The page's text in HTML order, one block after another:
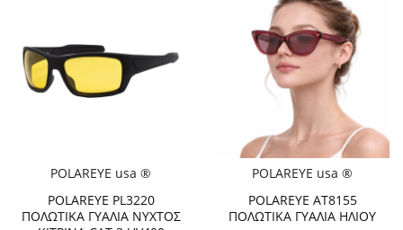
POLAREYE usa ®
POLAREYE PL3220
ΠΟΛΩΤΙΚΑ ΓΥΑΛΙΑ ΝΥΧΤΟΣ
POLAREYE usa ®
POLAREYE AT8155
ΠΟΛΩΤΙΚΑ ΓΥΑΛΙΑ ΗΛΙΟΥ